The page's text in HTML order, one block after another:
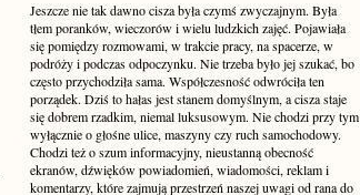
Jeszcze nie tak dawno cisza była czymś zwyczajnym. Była
tłem poranków, wieczorów i wielu ludzkich zajęć. Pojawiała
się pomiędzy rozmowami, w trakcie pracy, na spacerze, w
podróży i podczas odpoczynku. Nie trzeba było jej szukać, bo
często przychodziła sama. Współczesność odwróciła ten
porządek. Dziś to hałas jest stanem domyślnym, a cisza staje
się dobrem rzadkim, niemal luksusowym. Nie chodzi przy tym
wyłącznie o głośne ulice, maszyny czy ruch samochodowy.
Chodzi też o szum informacyjny, nieustanną obecność
ekranów, dźwięków powiadomień, wiadomości, reklam i
komentarzy, które zajmują przestrzeń naszej uwagi od rana do